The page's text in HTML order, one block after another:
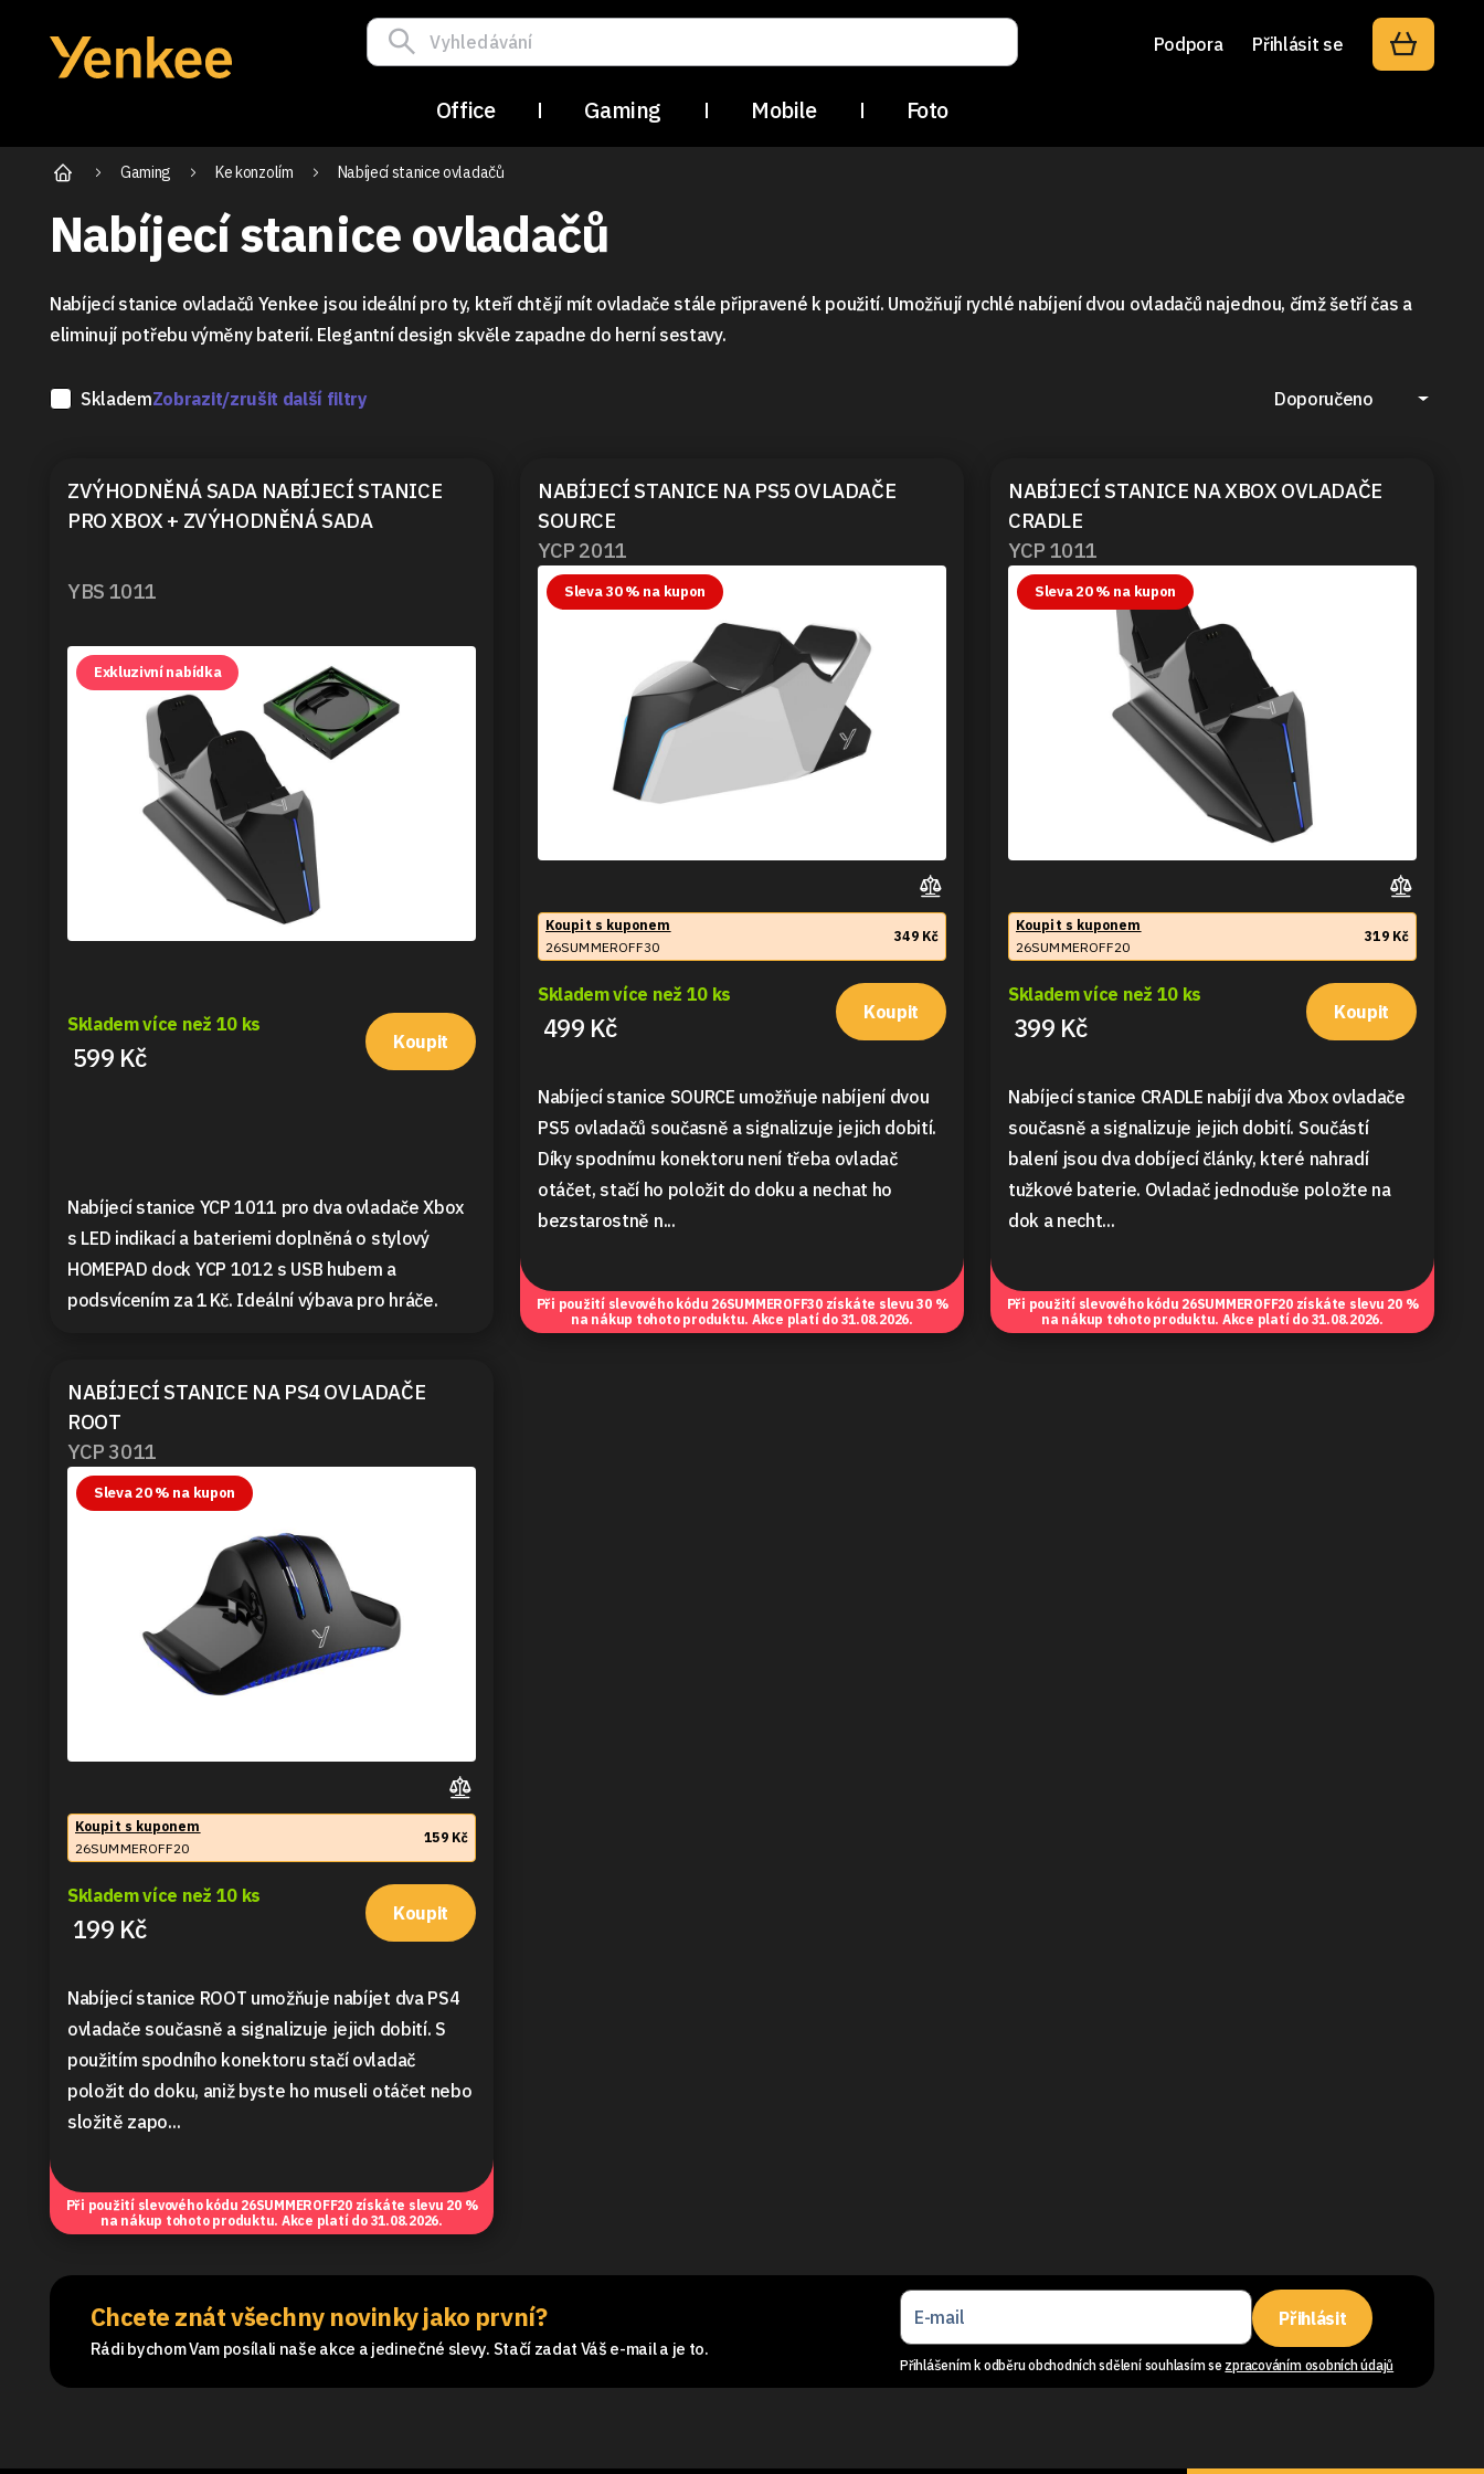
Office Gaming Mobile Foto
Podpora Přihlásit se
Gaming Ke konzolím Nabíjecí stanice ovladačů
Nabíjecí stanice ovladačů
Nabíjecí stanice ovladačů Yenkee jsou ideální pro ty, kteří chtějí mít ovladače stále připravené k použití. Umožňují rychlé nabíjení dvou ovladačů najednou, čímž šetří čas a
eliminují potřebu výměny baterií. Elegantní design skvěle zapadne do herní sestavy.
SklademZobrazit/zrušit další filtry Doporučeno
ZVÝHODNĚNÁ SADA NABÍJECÍ STANICE
PRO XBOX + ZVÝHODNĚNÁ SADA
YBS 1011
Exkluzivní nabídka
Skladem více než 10 ks
599 Kč Koupit
Nabíjecí stanice YCP 1011 pro dva ovladače Xbox
s LED indikací a bateriemi doplněná o stylový
HOMEPAD dock YCP 1012 s USB hubem a
podsvícením za 1 Kč. Ideální výbava pro hráče.
NABÍJECÍ STANICE NA PS5 OVLADAČE
SOURCE
YCP 2011
Sleva 30 % na kupon
Koupit s kuponem
26SUMMEROFF30
349 Kč
Skladem více než 10 ks
499 Kč Koupit
Nabíjecí stanice SOURCE umožňuje nabíjení dvou
PS5 ovladačů současně a signalizuje jejich dobití.
Díky spodnímu konektoru není třeba ovladač
otáčet, stačí ho položit do doku a nechat ho
bezstarostně n...
Při použití slevového kódu 26SUMMEROFF30 získáte slevu 30 %
na nákup tohoto produktu. Akce platí do 31.08.2026.
NABÍJECÍ STANICE NA XBOX OVLADAČE
CRADLE
YCP 1011
Sleva 20 % na kupon
Koupit s kuponem
26SUMMEROFF20
319 Kč
Skladem více než 10 ks
399 Kč Koupit
Nabíjecí stanice CRADLE nabíjí dva Xbox ovladače
současně a signalizuje jejich dobití. Součástí
balení jsou dva dobíjecí články, které nahradí
tužkové baterie. Ovladač jednoduše položte na
dok a necht...
Při použití slevového kódu 26SUMMEROFF20 získáte slevu 20 %
na nákup tohoto produktu. Akce platí do 31.08.2026.
NABÍJECÍ STANICE NA PS4 OVLADAČE
ROOT
YCP 3011
Sleva 20 % na kupon
Koupit s kuponem
26SUMMEROFF20
159 Kč
Skladem více než 10 ks
199 Kč Koupit
Nabíjecí stanice ROOT umožňuje nabíjet dva PS4
ovladače současně a signalizuje jejich dobití. S
použitím spodního konektoru stačí ovladač
položit do doku, aniž byste ho museli otáčet nebo
složitě zapo...
Při použití slevového kódu 26SUMMEROFF20 získáte slevu 20 %
na nákup tohoto produktu. Akce platí do 31.08.2026.
Chcete znát všechny novinky jako první?
Rádi bychom Vam posílali naše akce a jedinečné slevy. Stačí zadat Váš e-mail a je to.
Přihlásit
Přihlášením k odběru obchodních sdělení souhlasím se zpracováním osobních údajů